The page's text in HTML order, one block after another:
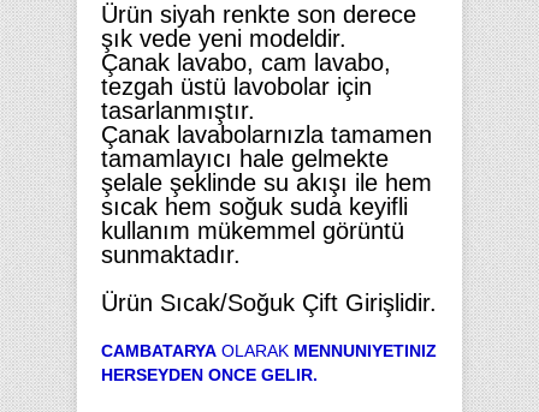
Ürün siyah renkte son derece
şık vede yeni modeldir.
Çanak lavabo, cam lavabo,
tezgah üstü lavobolar için
tasarlanmıştır.
Çanak lavabolarnızla tamamen
tamamlayıcı hale gelmekte
şelale şeklinde su akışı ile hem
sıcak hem soğuk suda keyifli
kullanım mükemmel görüntü
sunmaktadır.
Ürün Sıcak/Soğuk Çift Girişlidir.
CAMBATARYA OLARAK MENNUNIYETINIZ
HERSEYDEN ONCE GELIR.